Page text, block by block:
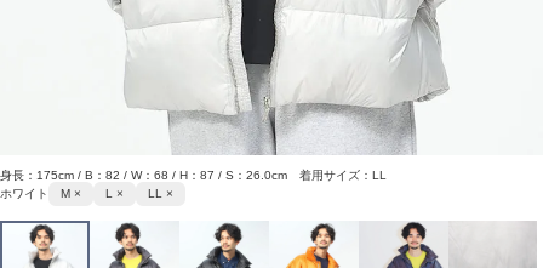
身長：175cm / B：82 / W：68 / H：87 / S：26.0cm 着用サイズ：LL
ホワイト
M × L × LL ×